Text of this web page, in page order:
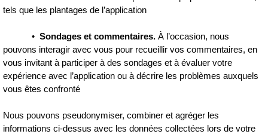
tels que les plantages de l’application
•Sondages et commentaires.À l’occasion, nous
pouvons interagir avec vous pour recueillir vos commentaires, en
vous invitant à participer à des sondages et à évaluer votre
expérience avec l’application ou à décrire les problèmes auxquels
vous êtes confronté
Nous pouvons pseudonymiser, combiner et agréger les
informations ci-dessus avec les données collectées lors de votre